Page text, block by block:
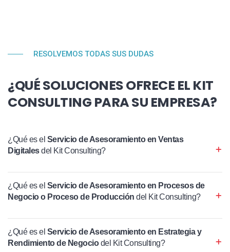
RESOLVEMOS TODAS SUS DUDAS
¿QUÉ SOLUCIONES OFRECE EL KIT
CONSULTING PARA SU EMPRESA?
¿Qué es el Servicio de Asesoramiento en Ventas
Digitalesdel Kit Consulting?
¿Qué es el Servicio de Asesoramiento en Procesos de
Negocio o Proceso de Producción del Kit Consulting?
¿Qué es el Servicio de Asesoramiento en Estrategia y
Rendimiento de Negociodel Kit Consulting?